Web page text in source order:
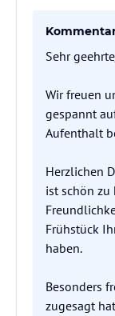
Sehr
Wir freuen
gespannt
Aufenthalt
Herzlichen
ist schön zu
Frühstück
haben.
Besonders
zugesagt